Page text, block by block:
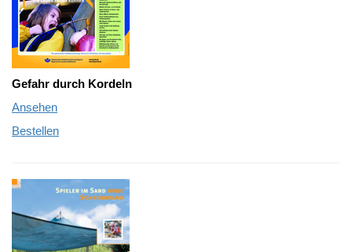
Gefahr durch Kordeln
Ansehen
Bestellen